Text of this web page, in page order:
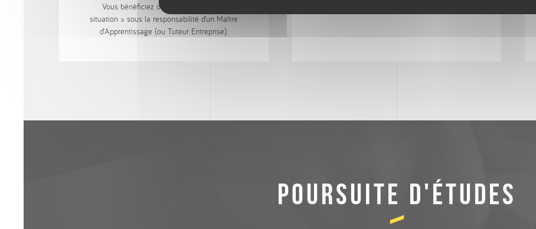
Vous bénéficiez d’une formation « en
situation » sous la responsabilité d’un Maître
d’Apprentissage (ou Tuteur Entreprise).
POURSUITE D'ÉTUDES